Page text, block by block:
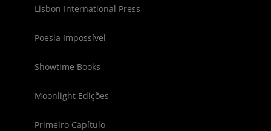
Lisbon International Press
Poesia Impossível
Showtime Books
Moonlight Edições
Primeiro Capítulo